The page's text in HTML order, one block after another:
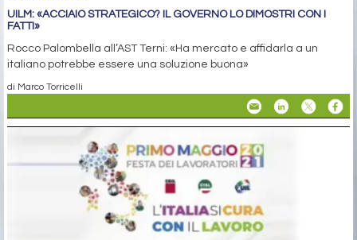
UILM: «ACCIAIO STRATEGICO? IL GOVERNO LO DIMOSTRI CON I
FATTI»
Rocco Palombella all’AST Terni: «Ha mercato e affidarla a un
italiano potrebbe essere una soluzione buona»
di Marco Torricelli